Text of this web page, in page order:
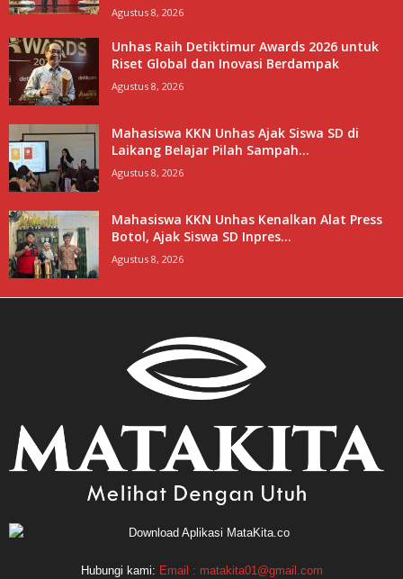
Agustus 8, 2026
Unhas Raih Detiktimur Awards 2026 untuk
Riset Global dan Inovasi Berdampak
Agustus 8, 2026
Mahasiswa KKN Unhas Ajak Siswa SD di
Laikang Belajar Pilah Sampah...
Agustus 8, 2026
Mahasiswa KKN Unhas Kenalkan Alat Press
Botol, Ajak Siswa SD Inpres...
Agustus 8, 2026
Hubungi kami: Email : matakita01@gmail.com